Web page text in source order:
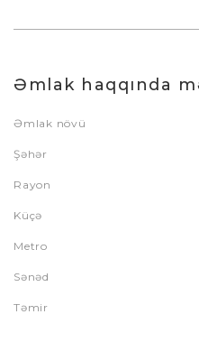
Əmlak haqqında
Əmlak növü
Şəhər
Rayon
Küçə
Metro
Sənəd
Təmir